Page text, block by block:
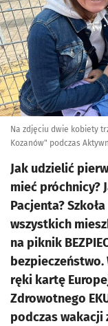
Na zdjęciu dwie kobiety
Kozanów" podczas
Jak udzielić
mieć próchnicy?
Pacjenta?
wszystkich
na piknik
bezpieczeństwo.
ręki kartę
Zdrowotnego
podczas wakacji